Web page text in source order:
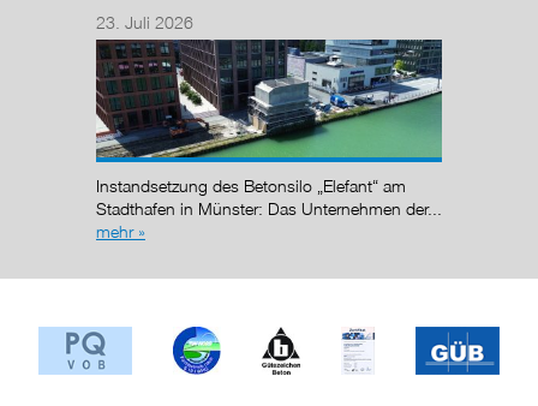
23. Juli 2026
Instandsetzung des Betonsilo „Elefant“ am
Stadthafen in Münster: Das Unternehmen der...
mehr »